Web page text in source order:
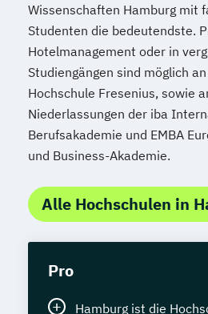
Wissenschaften Hamburg mit
Studenten die bedeutendste.
Hotelmanagement oder in
Studiengängen sind möglich
Hochschule Fresenius, sowie
Niederlassungen der iba
Berufsakademie und EMBA
und Business-Akademie.
Alle Hochschulen in
Pro
Hamburg ist die